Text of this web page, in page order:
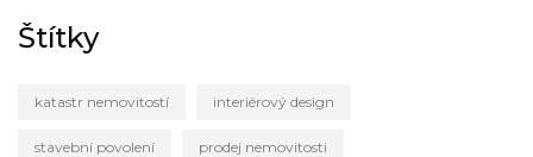
Štítky
katastr nemovitostí interiérový design
stavební povolení prodej nemovitosti